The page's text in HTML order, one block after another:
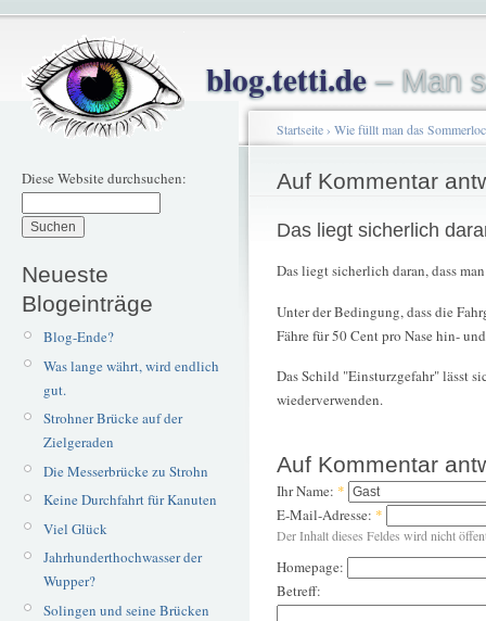
blog.tetti.de– Man
Diese Website durchsuchen:
Neueste
Blogeinträge
Blog-Ende?
Was lange währt, wird endlich
gut.
Strohner Brücke auf der
Zielgeraden
Die Messerbrücke zu Strohn
Keine Durchfahrt für Kanuten
Viel Glück
Jahrhunderthochwasser der
Wupper?
Solingen und seine Brücken
Startseite› Wie füllt man das
Auf Kommentar
Das liegt sicherlich
Das liegt sicherlich daran, dass
Unter der Bedingung, dass die
Fähre für 50 Cent pro Nase hin-
Das Schild "Einsturzgefahr" lässt
wiederverwenden.
Auf Kommentar
Ihr Name: *
E-Mail-Adresse: *
Der Inhalt dieses Feldes wird nicht
Homepage:
Betreff: